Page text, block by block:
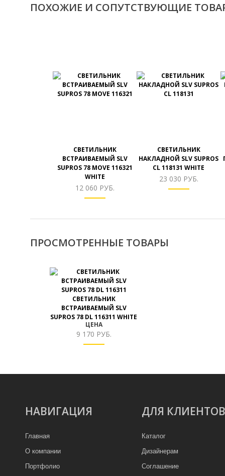
ПОХОЖИЕ И СОПУТСТВУЮЩИЕ
СВЕТИЛЬНИК
ВСТРАИВАЕМЫЙ SLV
SUPROS 78 MOVE 116321
WHITE
12 060 РУБ.
СВЕТИЛЬНИК
НАКЛАДНОЙ SLV SUPROS
CL 118131 WHITE
23 030 РУБ.
ПРОСМОТРЕННЫЕ ТОВАРЫ
СВЕТИЛЬНИК
ВСТРАИВАЕМЫЙ SLV
SUPROS 78 DL 116311 WHITE
ЦЕНА
9 170 РУБ.
НАВИГАЦИЯ
Главная
О компании
Портфолио
ДЛЯ КЛИЕНТОВ
Каталог
Дизайнерам
Соглашение